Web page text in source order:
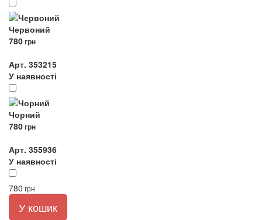
Червоний
780грн
Арт. 353215
У наявності
Чорний
780грн
Арт. 355936
У наявності
780 грн
У кошик